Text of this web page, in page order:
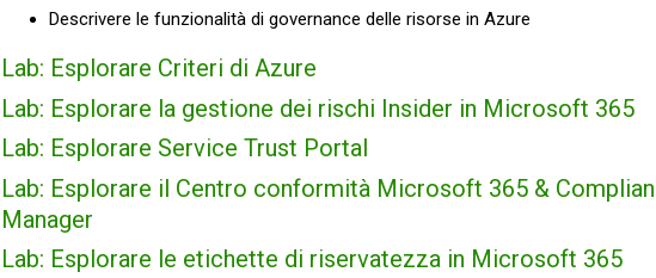
Descrivere le funzionalità di governance delle risorse in Azure
Lab: Esplorare Criteri di Azure
Lab: Esplorare la gestione dei rischi Insider in Microsoft 365
Lab: Esplorare Service Trust Portal
Lab: Esplorare il Centro conformità Microsoft 365 &
Manager
Lab: Esplorare le etichette di riservatezza in Microsoft 365